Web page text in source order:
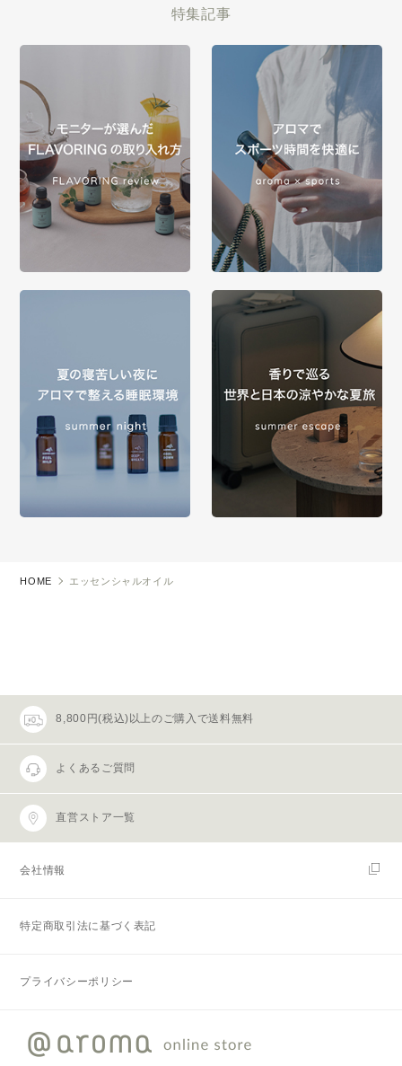
特集記事
HOME エッセンシャルオイル
8,800円(税込)以上のご購入で送料無料
よくあるご質問
直営ストア一覧
会社情報
特定商取引法に基づく表記
プライバシーポリシー